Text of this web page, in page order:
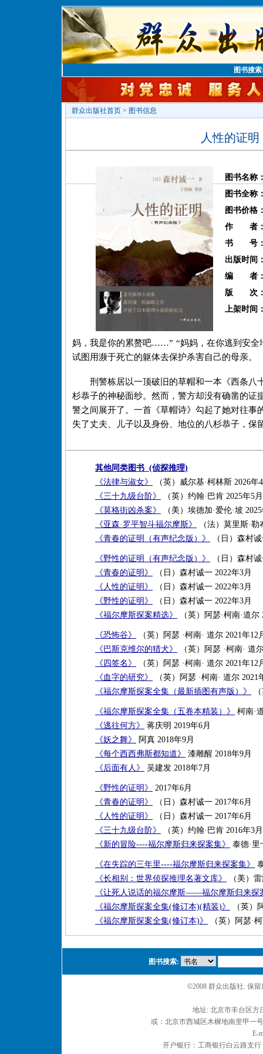
图书搜
群众出版社首页 > 图书信息
人性的证
图书名称
图书全称
图书价格
作 者
书 号
出版时间
编 者
版 次
上架时间
妈，我是你的累赘吧……” “妈妈，在你逃到安
试图用濒于死亡的躯体去保护杀害自己的母亲。
刑警栋居以一顶破旧的草帽和一本《西条八
杉恭子的神秘面纱。然而，警方却没有确凿的证
警之间展开了。一首《草帽诗》勾起了她对往
失了丈夫、儿子以及身份、地位的八杉恭子，保
其他同类图书 (侦探推理)
《法律与淑女》
（英）威尔基·柯林斯 2026年
《三十九级台阶》
（英）约翰·巴肯 2025年5月
《莫格街凶杀案》
（美）埃德加·爱伦·坡
《亚森·罗平智斗福尔摩斯》
（法）莫里斯·勒
《青春的证明（有声纪念版）》
（日）森村
《野性的证明（有声纪念版）》
（日）森村
《青春的证明》
（日）森村诚一 2022年3月
《人性的证明》
（日）森村诚一 2022年3月
《野性的证明》
（日）森村诚一 2022年3月
《福尔摩斯探案精选》
（英）阿瑟·柯南·道尔
《恐怖谷》
（英）阿瑟 ·柯南· 道尔 2021年12
《巴斯克维尔的猎犬》
（英）阿瑟 ·柯南· 道
《四签名》
（英）阿瑟 ·柯南· 道尔 2021年12
《血字的研究》
（英）阿瑟 ·柯南· 道尔 2021
《福尔摩斯探案全集（最新插图有声版）》
《福尔摩斯探案全集（五卷本精装）》
柯南·
《逃往何方》
蒋庆明 2019年6月
《妖之舞》
阿真 2018年9月
《每个西西弗斯都知道》
漆雕醒 2018年9月
《后面有人》
吴建发 2018年7月
《野性的证明》
2017年6月
《青春的证明》
（日）森村诚一 2017年6月
《人性的证明》
（日）森村诚一 2017年6月
《三十九级台阶》
（英）约翰·巴肯 2016年3月
《新的冒险----福尔摩斯归来探案集》
泰德·里
《在失踪的三年里----福尔摩斯归来探案集》
《长相别：世界侦探推理名著文库》
（美）
《让死人说话的福尔摩斯——福尔摩斯归来探
《福尔摩斯探案全集(修订本)(精装)》
（英）
《福尔摩斯探案全集(修订本)》
（英）阿瑟·
图书搜索:
©2008 群众出版社. 保
地址: 北京市丰台区
或：北京市西城区木樨地南里甲一
E-
开户银行：工商银行白云路支